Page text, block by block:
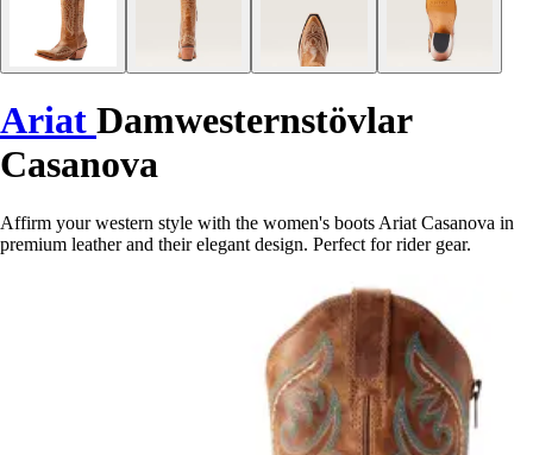
Ariat Damwesternstövlar
Casanova
Affirm your western style with the women's boots Ariat Casanova in
premium leather and their elegant design. Perfect for rider gear.